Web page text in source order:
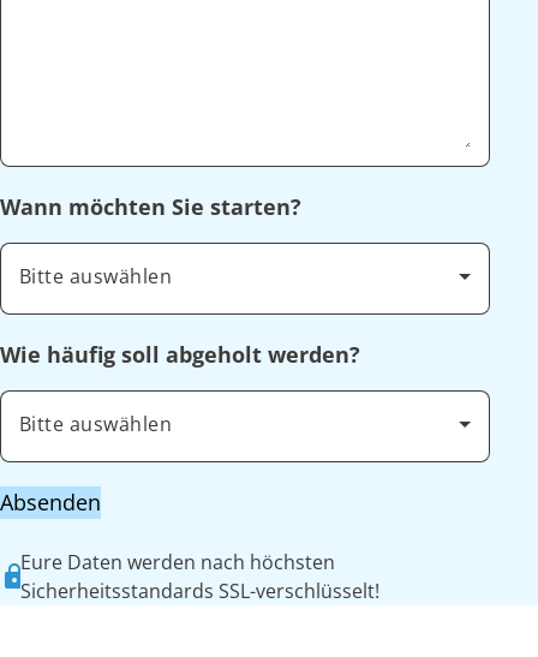
Wann möchten Sie starten?
Bitte auswählen
Wie häufig soll abgeholt werden?
Bitte auswählen
Absenden
Eure Daten werden nach höchsten
Sicherheitsstandards SSL-verschlüsselt!